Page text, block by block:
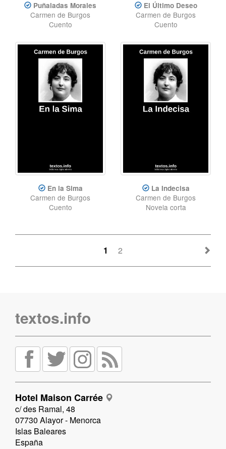
Puñaladas Morales
Carmen de Burgos
Cuento
El Último Deseo
Carmen de Burgos
Cuento
En la Sima
Carmen de Burgos
Cuento
La Indecisa
Carmen de Burgos
Novela corta
1 2
textos.info
Hotel Maison Carrée
c/ des Ramal, 48
07730 Alayor - Menorca
Islas Baleares
España